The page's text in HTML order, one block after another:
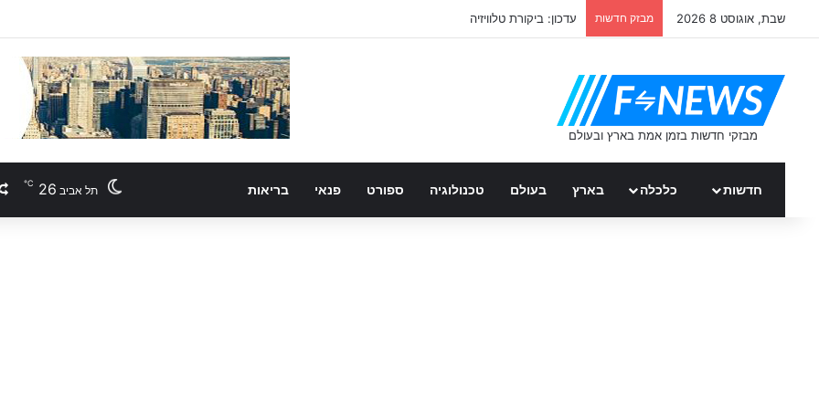
שבת, אוגוסט 8 2026 מבזק חדשות עדכון: ביקורת טלוויזיה
חדשות כלכלה בארץ בעולם טכנולוגיה ספורט פנאי בריאות תל אביב 26
℃